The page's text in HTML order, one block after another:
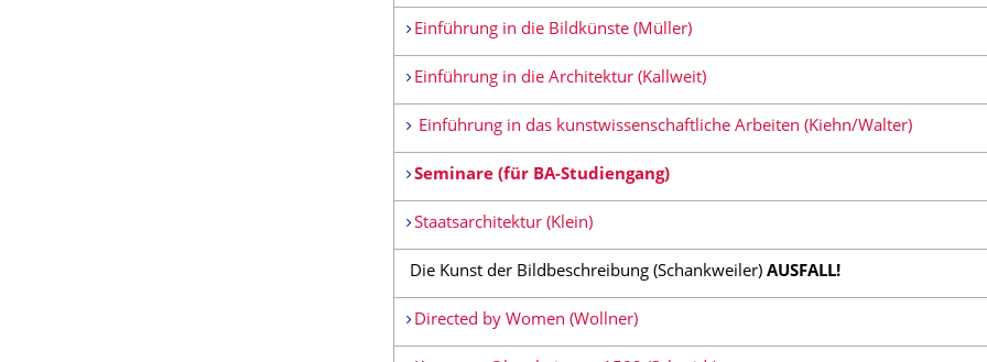
Einführung in die Bildkünste (Müller)
Einführung in die Architektur (Kallweit)
Einführung in das kunstwissenschaftliche Arbeiten (Kiehn/Walter)
Seminare (für BA-Studiengang)
Staatsarchitektur (Klein)
Die Kunst der Bildbeschreibung (Schankweiler) AUSFALL!
Directed by Women (Wollner)